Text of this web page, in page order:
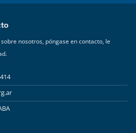
nosotros, póngase en contacto, le